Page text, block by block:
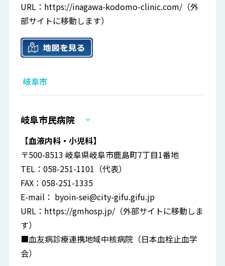
URL： https://inagawa-kodomo-clinic.com/ （外
部サイトに移動します）
岐阜市
岐阜市民病院
【血液内科・小児科】
〒500-8513 岐阜県岐阜市鹿島町7丁目1番地
TEL：058-251-1101（代表）
FAX：058-251-1335
E-mail： byoin-sei@city-gifu.gifu.jp
URL： https://gmhosp.jp/ （外部サイトに移動しま
す）
■血友病診療連携地域中核病院（日本血栓止血学
会）